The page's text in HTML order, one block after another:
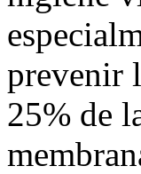
prevenir
25% de